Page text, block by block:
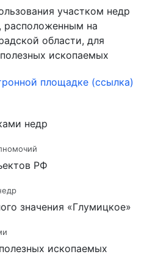
участком недр
расположенным на
области, для
ископаемых
площадке (ссылка)
недр
РФ
значения «Глумицкое»
ископаемых